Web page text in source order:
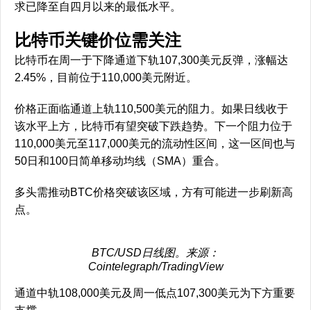
求已降至自四月以来的最低水平。
比特币关键价位需关注
比特币在周一于下降通道下轨107,300美元反弹，涨幅达
2.45%，目前位于110,000美元附近。
价格正面临通道上轨110,500美元的阻力。如果日线收于
该水平上方，比特币有望突破下跌趋势。下一个阻力位于
110,000美元至117,000美元的流动性区间，这一区间也与
50日和100日简单移动均线（SMA）重合。
多头需推动BTC价格突破该区域，方有可能进一步刷新高
点。
BTC/USD日线图。来源：
Cointelegraph/TradingView
通道中轨108,000美元及周一低点107,300美元为下方重要